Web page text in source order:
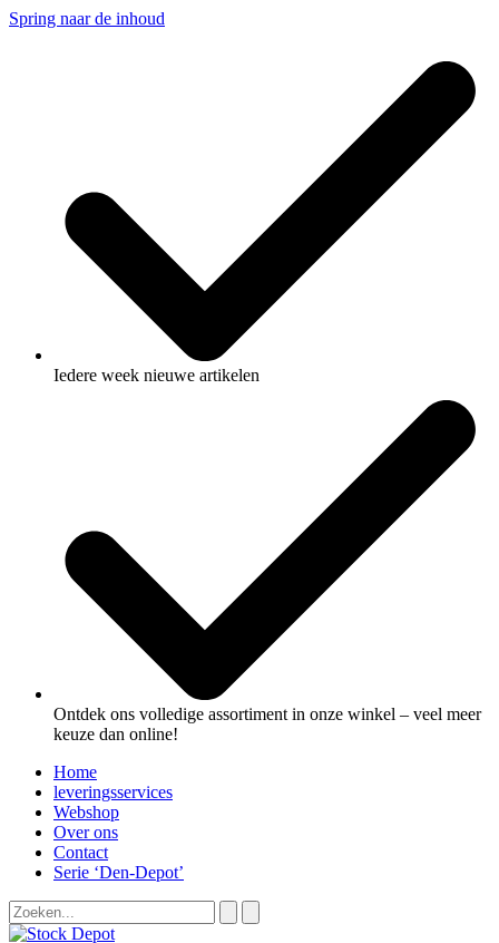
Spring naar de inhoud
Iedere week nieuwe artikelen
Ontdek ons volledige assortiment in onze winkel – veel meer
keuze dan online!
Home
leveringsservices
Webshop
Over ons
Contact
Serie ‘Den-Depot’